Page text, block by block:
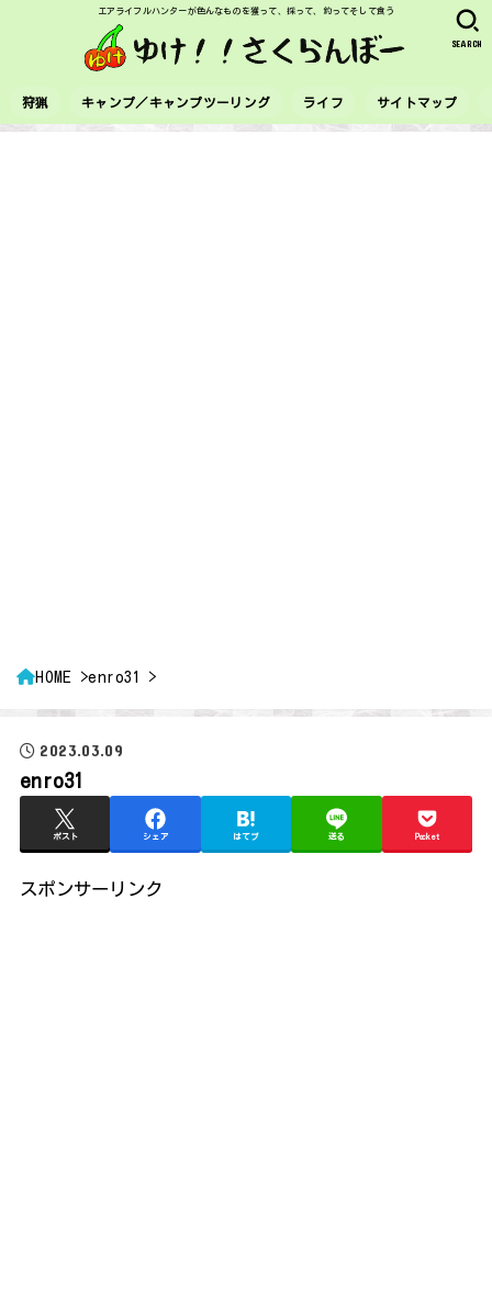
エアライフルハンターが色んなものを獲って、採って、釣ってそして食う
狩猟 キャンプ／キャンプツーリング ライフ サイトマップ
SEARCH
HOME enro31
2023.03.09
enro31
ポスト シェア はてブ 送る Pocket
スポンサーリンク